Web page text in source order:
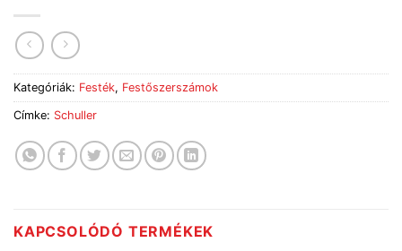
Kategóriák: Festék, Festőszerszámok
Címke: Schuller
KAPCSOLÓDÓ TERMÉKEK